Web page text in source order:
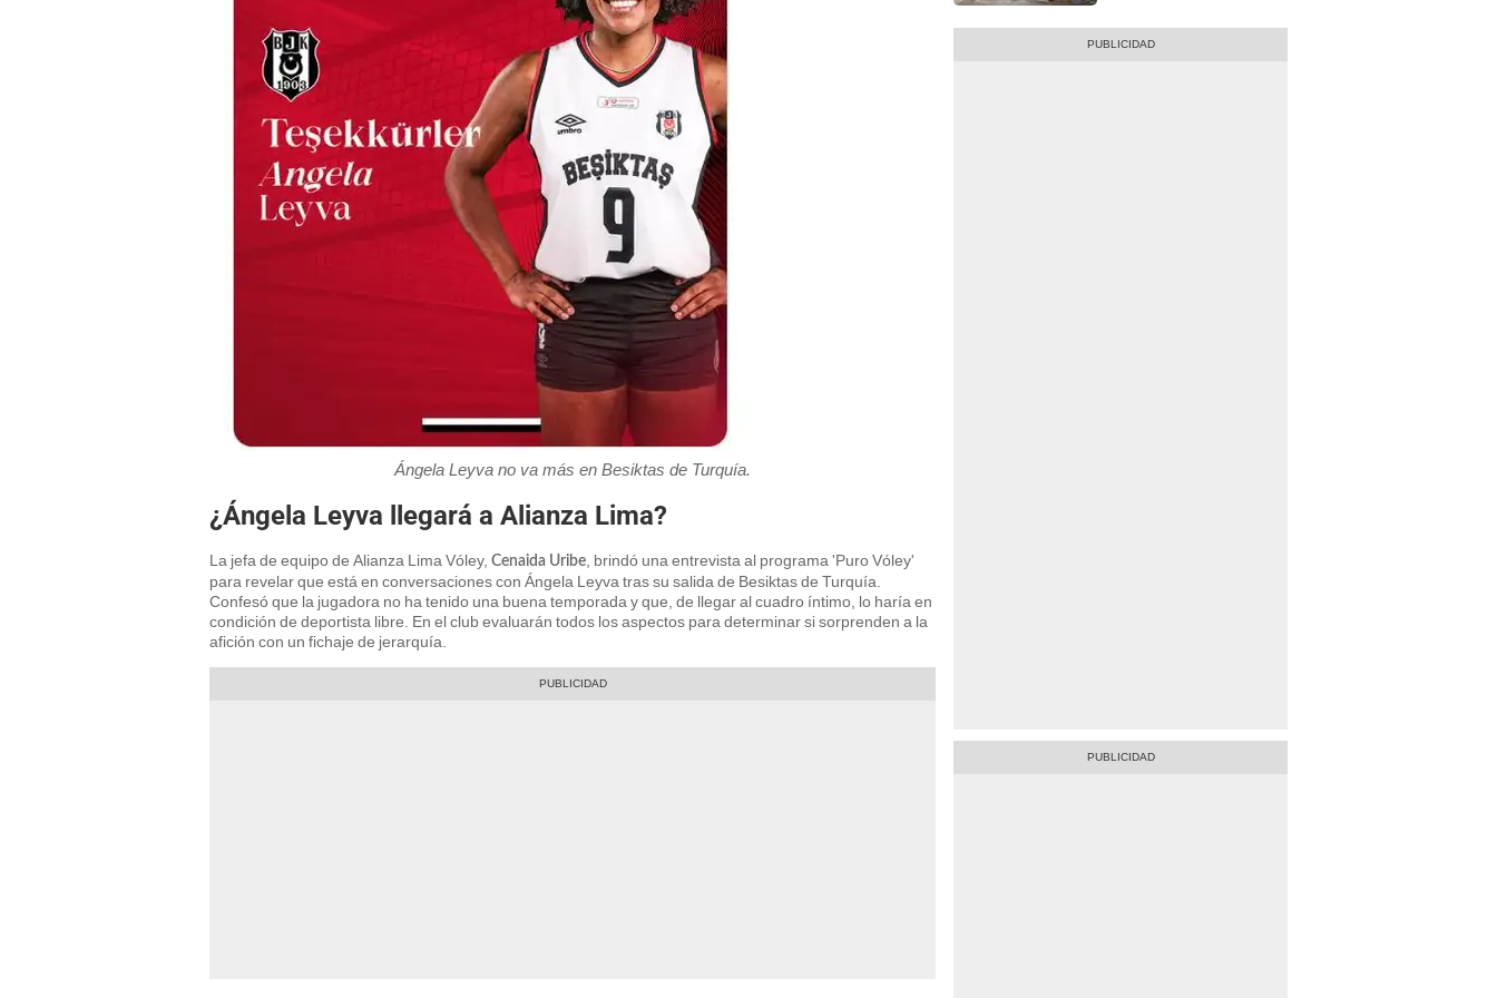
Ángela Leyva no va más en Besiktas de Turquía.
¿Ángela Leyva llegará a Alianza Lima?
La jefa de equipo de Alianza Lima Vóley, Cenaida Uribe, brindó una entrevista al programa 'Puro Vóley'
para revelar que está en conversaciones con Ángela Leyva tras su salida de Besiktas de Turquía.
Confesó que la jugadora no ha tenido una buena temporada y que, de llegar al cuadro íntimo, lo haría en
condición de deportista libre. En el club evaluarán todos los aspectos para determinar si sorprenden a la
afición con un fichaje de jerarquía.